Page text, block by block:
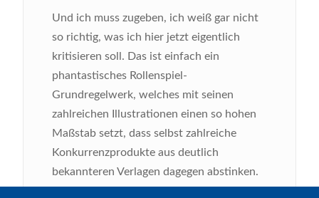
Und ich muss zugeben, ich weiß gar nicht
so richtig, was ich hier jetzt eigentlich
kritisieren soll. Das ist einfach ein
phantastisches Rollenspiel-
Grundregelwerk, welches mit seinen
zahlreichen Illustrationen einen so hohen
Maßstab setzt, dass selbst zahlreiche
Konkurrenzprodukte aus deutlich
bekannteren Verlagen dagegen abstinken.